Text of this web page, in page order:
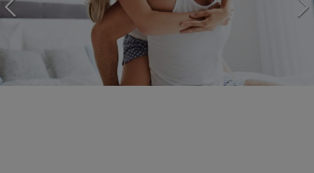
Līdz brīnišķīgai atpūtai atlikuši tikai daži soļi
PĒRKU